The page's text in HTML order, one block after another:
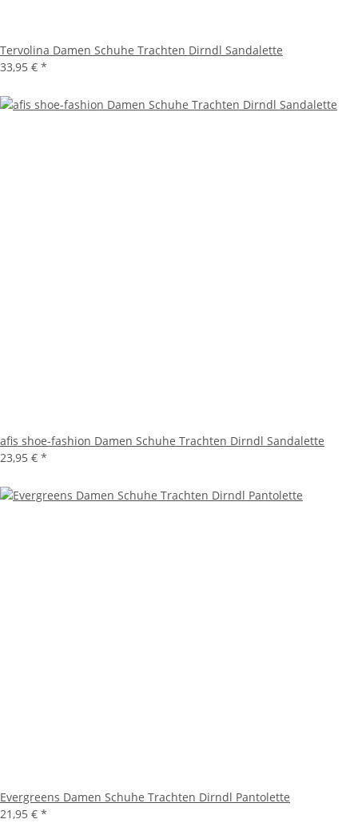
Tervolina Damen Schuhe Trachten Dirndl Sandalette
33,95 € *
afis shoe-fashion Damen Schuhe Trachten Dirndl Sandalette
23,95 € *
Evergreens Damen Schuhe Trachten Dirndl Pantolette
21,95 € *